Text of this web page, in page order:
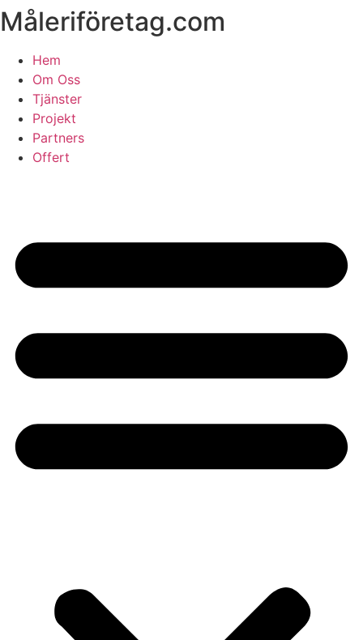
Skip
to
content
Måleriföretag.com
Hem
Om Oss
Tjänster
Projekt
Partners
Offert